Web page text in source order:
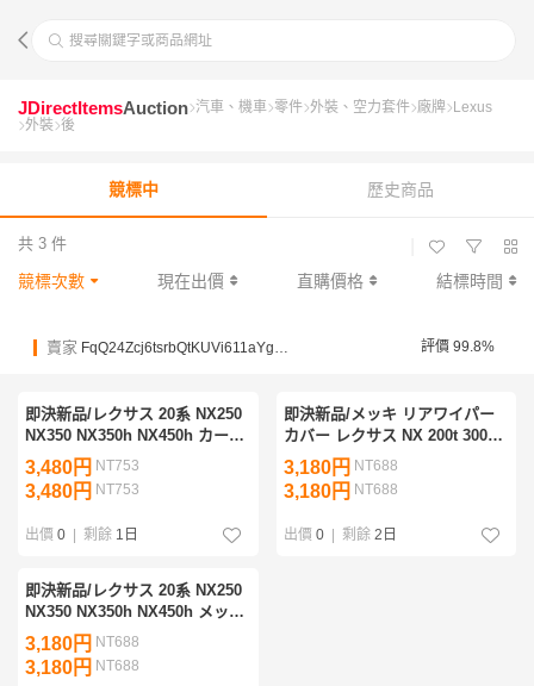
搜尋關鍵字或商品網址
JDirectItemsAuction 汽車、機車 零件 外裝、空力套件 廠牌 Lexus
外裝 後
競標中 歷史商品
共 3 件
競標次數 現在出價 直購價格 結標時間
賣家 FqQ24Zcj6tsrbQtKUVi611aYgM9Ym 評價 99.8%
即決新品/レクサス 20系 NX250
NX350 NX350h NX450h カーボ
ン調 リアワイパーカバー アー
ムカバー アクセサリー ドレス
アップ
3,480円 NT753
3,480円 NT753
出價 0 | 剩餘 1日
即決新品/メッキ リアワイパー
カバー レクサス NX 200t 300h
ソリオ バンディット カローラ
クロス RAV4 ウィッシュ ヴァン
ガード デリカD2
3,180円 NT688
3,180円 NT688
出價 0 | 剩餘 2日
即決新品/レクサス 20系 NX250
NX350 NX350h NX450h メッキ
シルバー リアワイパーカバー
アームカバー アクセサリー ド
レスアップ
3,180円 NT688
3,180円 NT688